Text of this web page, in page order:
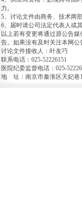
力。
5、讨论文件由商务、技术两
6、届时请公司法定代表人或
以上若有变更将通过原公告
告。如果没有及时关注本网
讨论文件接收人：叶友巧
联系电话：025-52226151
医院纪委监督电话：025-
地 址：南京市秦淮区天妃巷